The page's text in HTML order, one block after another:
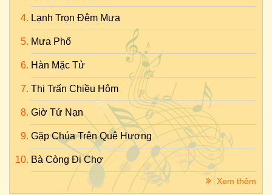
Lạnh Trọn Đêm Mưa
Mưa Phố
Hàn Mặc Tử
Thị Trấn Chiều Hôm
Giờ Tử Nạn
Gặp Chúa Trên Quê Hương
Bà Còng Đi Chợ
Xem thêm